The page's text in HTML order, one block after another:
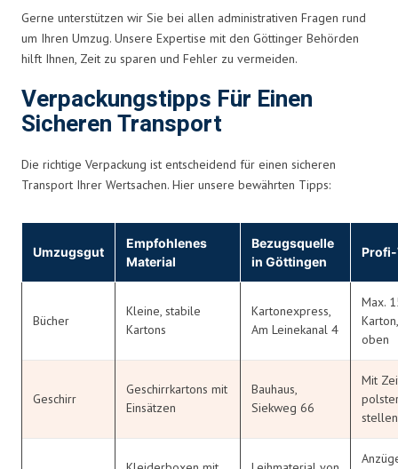
Gerne unterstützen wir Sie bei allen administrativen Fragen rund
um Ihren Umzug. Unsere Expertise mit den Göttinger Behörden
hilft Ihnen, Zeit zu sparen und Fehler zu vermeiden.
Verpackungstipps Für Einen
Sicheren Transport
Die richtige Verpackung ist entscheidend für einen sicheren
Transport Ihrer Wertsachen. Hier unsere bewährten Tipps:
Umzugsgut
Empfohlenes
Material
Bezugsquelle
in Göttingen
Bücher
Kleine, stabile
Kartons
Kartonexpress,
Am Leinekanal 4
Max.
oben
Geschirr
Geschirrkartons mit
Einsätzen
Bauhaus,
Siekweg 66
Mit
stellen